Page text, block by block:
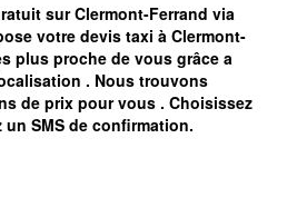
surClermont-Ferrand via
votre devis taxi à Clermont-
plus proche de vous grâce a
. Nous trouvons
de prix pour vous . Choisissez
SMS de confirmation.